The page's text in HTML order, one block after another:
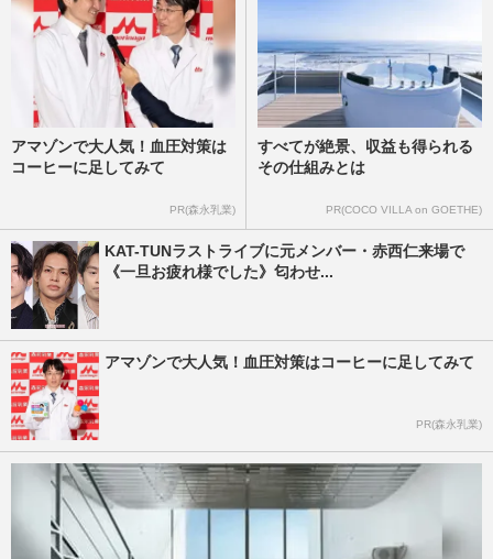
アマゾンで大人気！血圧対策は
コーヒーに足してみて
PR(森永乳業)
すべてが絶景、収益も得られる
その仕組みとは
PR(COCO VILLA on GOETHE)
KAT-TUNラストライブに元メンバー・赤西仁来場で
《一旦お疲れ様でした》匂わせ...
アマゾンで大人気！血圧対策はコーヒーに足してみて
PR(森永乳業)